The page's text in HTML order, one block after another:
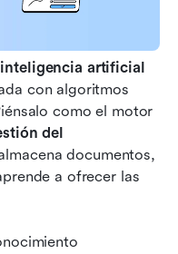
artificial
con algoritmos
como el motor
del
documentos,
a ofrecer las